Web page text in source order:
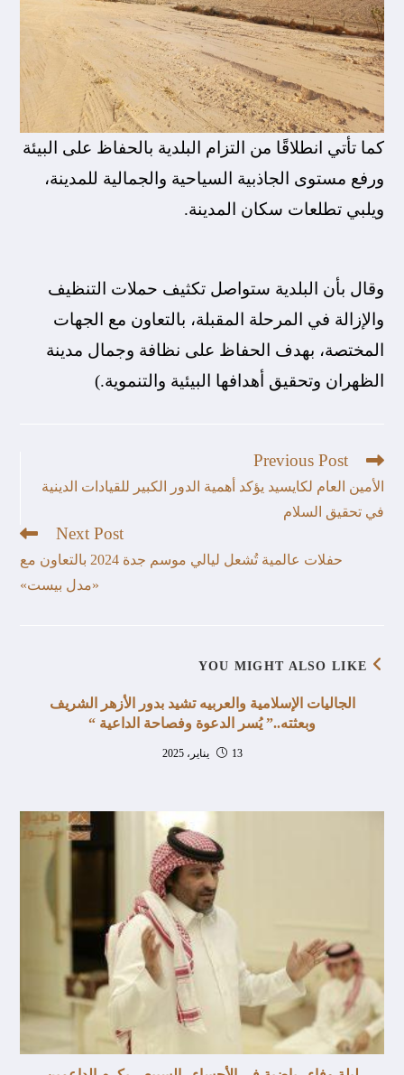
كما تأتي انطلاقًا من التزام البلدية بالحفاظ على البيئة
ورفع مستوى الجاذبية السياحية والجمالية للمدينة،
ويلبي تطلعات سكان المدينة.
وقال بأن البلدية ستواصل تكثيف حملات التنظيف
والإزالة في المرحلة المقبلة، بالتعاون مع الجهات
المختصة، بهدف الحفاظ على نظافة وجمال مدينة
الظهران وتحقيق أهدافها البيئية والتنموية.)
Previous Post
الأمين العام لكايسيد يؤكد أهمية الدور الكبير للقيادات الدينية
في تحقيق السلام
Next Post
حفلات عالمية تُشعل ليالي موسم جدة 2024 بالتعاون مع
«مدل بيست»
YOU MIGHT ALSO LIKE
الجاليات الإسلامية والعربيه تشيد بدور الأزهر الشريف
وبعثته..” يُسر الدعوة وفصاحة الداعية “
13 يناير، 2025